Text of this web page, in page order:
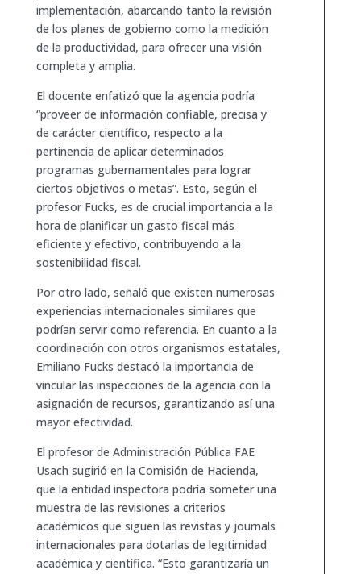
implementación, abarcando tanto la revisión
de los planes de gobierno como la medición
de la productividad, para ofrecer una visión
completa y amplia.
El docente enfatizó que la agencia podría
“proveer de información confiable, precisa y
de carácter científico, respecto a la
pertinencia de aplicar determinados
programas gubernamentales para lograr
ciertos objetivos o metas”. Esto, según el
profesor Fucks, es de crucial importancia a la
hora de planificar un gasto fiscal más
eficiente y efectivo, contribuyendo a la
sostenibilidad fiscal.
Por otro lado, señaló que existen numerosas
experiencias internacionales similares que
podrían servir como referencia. En cuanto a la
coordinación con otros organismos estatales,
Emiliano Fucks destacó la importancia de
vincular las inspecciones de la agencia con la
asignación de recursos, garantizando así una
mayor efectividad.
El profesor de Administración Pública FAE
Usach sugirió en la Comisión de Hacienda,
que la entidad inspectora podría someter una
muestra de las revisiones a criterios
académicos que siguen las revistas y journals
internacionales para dotarlas de legitimidad
académica y científica. “Esto garantizaría un